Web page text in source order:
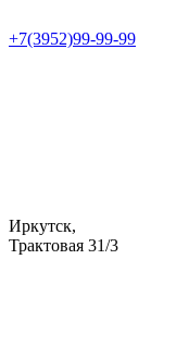
+7(3952)99-99-99
Иркутск,
Трактовая 31/3